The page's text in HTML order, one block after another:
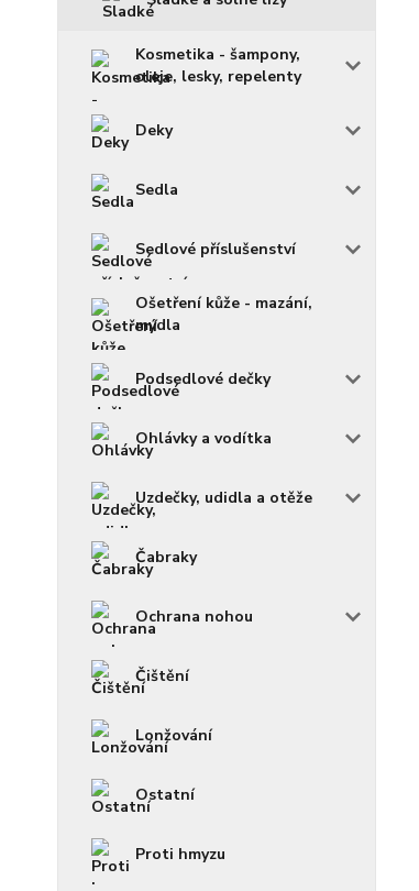
Kosmetika - šampony,
oleje, lesky, repelenty
Deky
Sedla
Sedlové příslušenství
Ošetření kůže - mazání,
mýdla
Podsedlové dečky
Ohlávky a vodítka
Uzdečky, udidla a otěže
Čabraky
Ochrana nohou
Čištění
Lonžování
Ostatní
Proti hmyzu